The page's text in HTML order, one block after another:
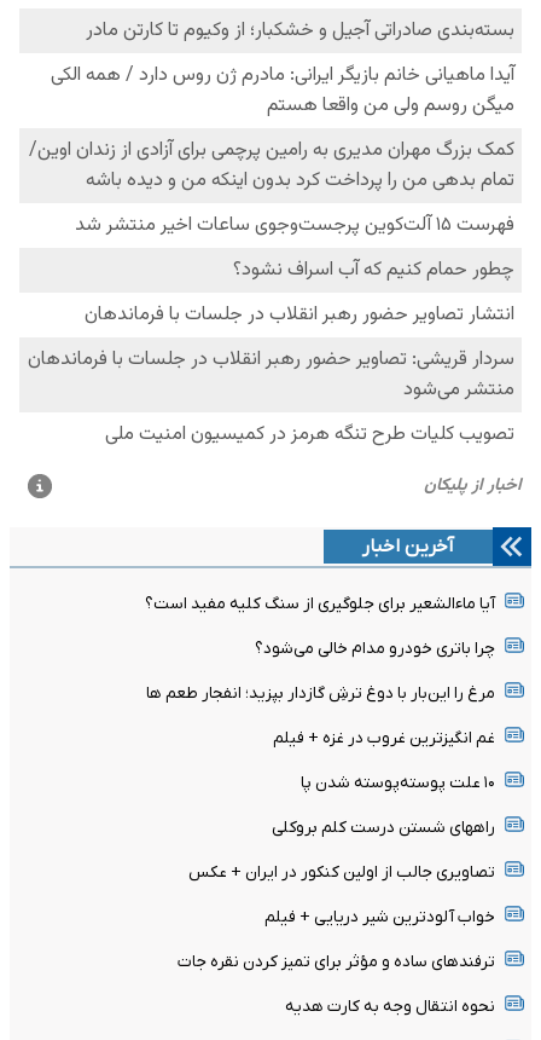
آخرین اخبار
آیا ماءالشعیر برای جلوگیری از سنگ کلیه مفید است؟
چرا باتری خودرو مدام خالی می‌شود؟
مرغ را این‌بار با دوغ ترشِ گازدار بپزید؛ انفجار طعم ها
غم انگیزترین غروب در غزه + فیلم
۱۰ علت پوسته‌پوسته شدن پا
راههای شستن درست کلم بروکلی
تصاویری جالب از اولین کنکور در ایران + عکس
خواب آلودترین شیر دریایی + فیلم
ترفندهای ساده و مؤثر برای تمیز کردن نقره جات
نحوه انتقال وجه به کارت هدیه